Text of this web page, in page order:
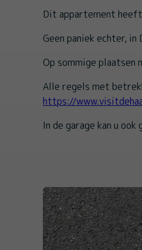
Dit appartement
Geen paniek echter,
Op sommige
Alle regels met
https://
In de garage kan u